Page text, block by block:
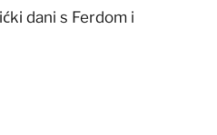
dani s Ferdom i